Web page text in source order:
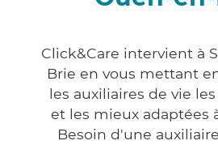
Click&Care intervient à
Brie en vous mettant
les auxiliaires de vie
et les mieux adaptées
Besoin d'une